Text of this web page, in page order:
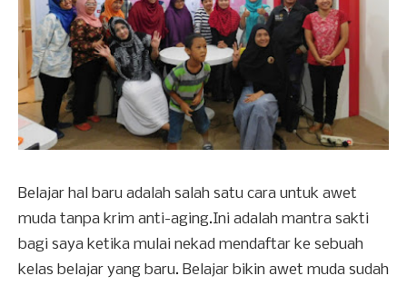
Belajar hal baru adalah salah satu cara untuk awet
muda tanpa krim anti-aging.Ini adalah mantra sakti
bagi saya ketika mulai nekad mendaftar ke sebuah
kelas belajar yang baru. Belajar bikin awet muda sudah